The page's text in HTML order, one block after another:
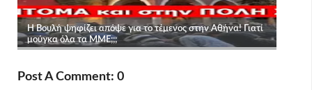
Post A Comment: 0